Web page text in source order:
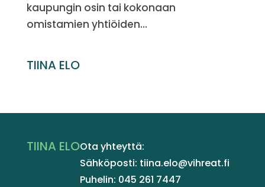
kaupungin osin tai kokonaan
omistamien yhtiöiden...
TIINA ELO
TIINA ELOOta yhteyttä:
Sähköposti: tiina.elo@vihreat.fi
Puhelin: 045 261 7447